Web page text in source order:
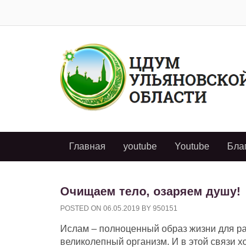
Главная youtube Youtube
Очищаем тело, озаряем душу!
POSTED ON 06.05.2019 BY 950151
Ислам – полноценный образ жизни для
великолепный организм. И в этой связи